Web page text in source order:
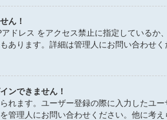
ん！
ドレス をアクセス禁止に指定している
あります。詳細は管理人にお問い合わせく
ンできません！
れます。ユーザー登録の際に入力したユ
管理人にお問い合わせください。他に考